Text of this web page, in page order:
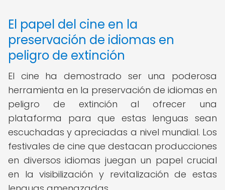
El papel del cine en la
preservación de idiomas en
peligro de extinción
El cine ha demostrado ser una poderosa
herramienta en la preservación de idiomas en
peligro de extinción al ofrecer una
plataforma para que estas lenguas sean
escuchadas y apreciadas a nivel mundial. Los
festivales de cine que destacan producciones
en diversos idiomas juegan un papel crucial
en la visibilización y revitalización de estas